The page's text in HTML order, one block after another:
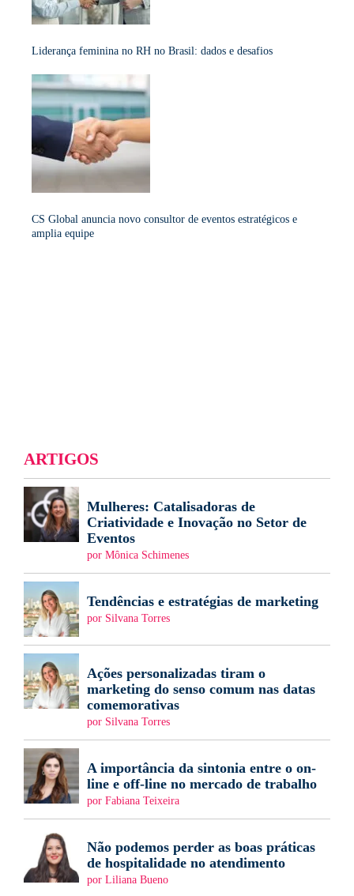
Liderança feminina no RH no Brasil: dados e desafios
CS Global anuncia novo consultor de eventos estratégicos e
amplia equipe
ARTIGOS
Mulheres: Catalisadoras de
Criatividade e Inovação no Setor de
Eventos
por Mônica Schimenes
Tendências e estratégias de marketing
por Silvana Torres
Ações personalizadas tiram o
marketing do senso comum nas datas
comemorativas
por Silvana Torres
A importância da sintonia entre o on-
line e off-line no mercado de trabalho
por Fabiana Teixeira
Não podemos perder as boas práticas
de hospitalidade no atendimento
por Liliana Bueno